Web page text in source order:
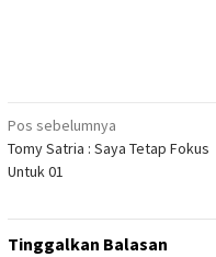
Navigasi
pos
Pos sebelumnya
Tomy Satria : Saya Tetap Fokus
Untuk 01
Tinggalkan Balasan